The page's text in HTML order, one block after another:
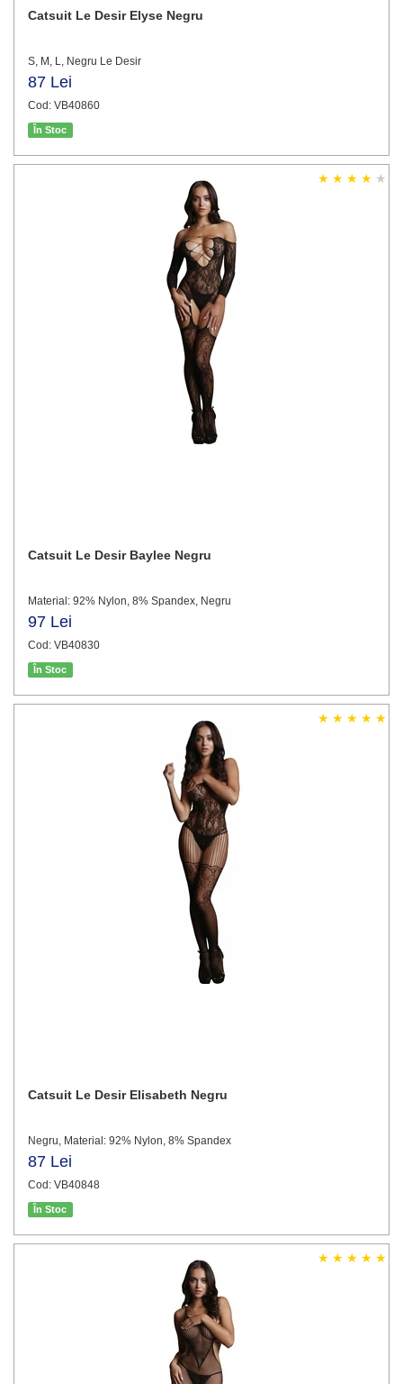
Catsuit Le Desir Elyse Negru
S, M, L, Negru Le Desir
87 Lei
Cod: VB40860
În Stoc
Catsuit Le Desir Baylee Negru
Material: 92% Nylon, 8% Spandex, Negru
97 Lei
Cod: VB40830
În Stoc
Catsuit Le Desir Elisabeth Negru
Negru, Material: 92% Nylon, 8% Spandex
87 Lei
Cod: VB40848
În Stoc